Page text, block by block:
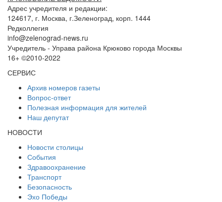
Адрес учредителя и редакции:
124617, г. Москва, г.Зеленоград, корп. 1444
Редколлегия
info@zelenograd-news.ru
Учредитель - Управа района Крюково города Москвы
16+ ©2010-2022
СЕРВИС
Архив номеров газеты
Вопрос-ответ
Полезная информация для жителей
Наш депутат
НОВОСТИ
Новости столицы
События
Здравоохранение
Транспорт
Безопасность
Эхо Победы